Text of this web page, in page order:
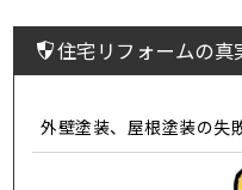
住宅リフォームの真
外壁塗装、屋根塗装の